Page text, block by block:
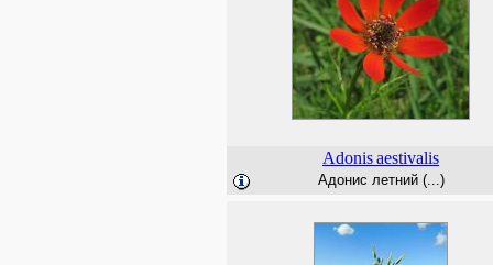
Adonisaestivalis
Адонис летний (...)